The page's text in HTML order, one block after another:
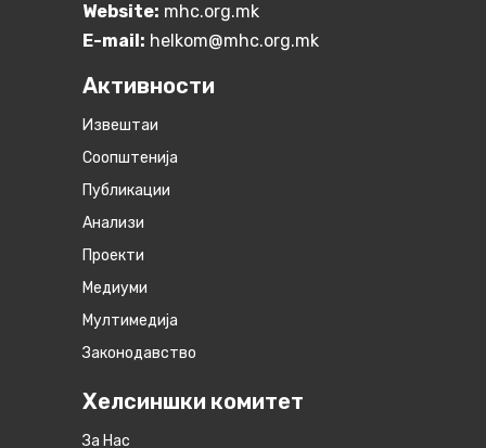
Website: mhc.org.mk
E-mail: helkom@mhc.org.mk
Активности
Извештаи
Соопштенија
Публикации
Анализи
Проекти
Медиуми
Мултимедија
Законодавство
Хелсиншки комитет
За Нас